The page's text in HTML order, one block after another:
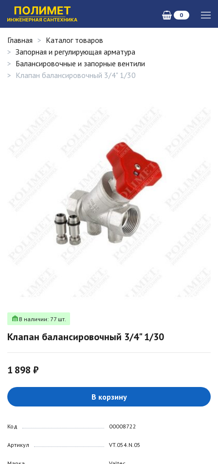
0
Главная
Каталог товаров
Запорная и регулирующая арматура
Балансировочные и запорные вентили
Клапан балансировочный 3/4" 1/30
В наличии: 77 шт.
Клапан балансировочный 3/4" 1/30
1 898 ₽
В корзину
Код
Артикул
00008722
VT.054.N.05